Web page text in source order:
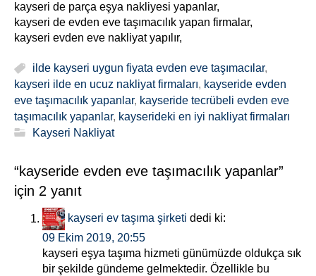
kayseri de parça eşya nakliyesi yapanlar,
kayseri de evden eve taşımacılık yapan firmalar,
kayseri evden eve nakliyat yapılır,
ilde kayseri uygun fiyata evden eve taşımacılar,
kayseri ilde en ucuz nakliyat firmaları, kayseride evden
eve taşımacılık yapanlar, kayseride tecrübeli evden eve
taşımacılık yapanlar, kayserideki en iyi nakliyat firmaları
Kayseri Nakliyat
“kayseride evden eve taşımacılık yapanlar”
için 2 yanıt
kayseri ev taşıma şirketi dedi ki:
09 Ekim 2019, 20:55
kayseri eşya taşıma hizmeti günümüzde oldukça sık
bir şekilde gündeme gelmektedir. Özellikle bu